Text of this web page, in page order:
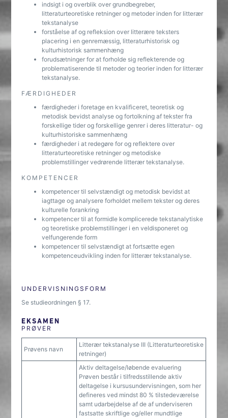
indsigt i og overblik over grundbegreber,
litteraturteoretiske retninger og metoder inden for litterær
tekstanalyse
forståelse af og refleksion over litterære teksters
placering i en genremæssig, litteraturhistorisk og
kulturhistorisk sammenhæng
forudsætninger for at forholde sig reflekterende og
problematiserende til metoder og teorier inden for litterær
tekstanalyse.
FÆRDIGHEDER
færdigheder i foretage en kvalificeret, teoretisk og
metodisk bevidst analyse og fortolkning af tekster fra
forskellige tider og forskellige genrer i deres litteratur- og
kulturhistoriske sammenhæng
færdigheder i at redegøre for og reflektere over
litteraturteoretiske retninger og metodiske
problemstillinger vedrørende litterær tekstanalyse.
KOMPETENCER
kompetencer til selvstændigt og metodisk bevidst at
iagttage og analysere forholdet mellem tekster og deres
kulturelle forankring
kompetencer til at formidle komplicerede tekstanalytiske
og teoretiske problemstillinger i en veldisponeret og
velfungerende form
kompetencer til selvstændigt at fortsætte egen
kompetenceudvikling inden for litterær tekstanalyse.
UNDERVISNINGSFORM
Se studieordningen § 17.
EKSAMEN
PRØVER
Prøvens navn
Litterær tekstanalyse III (Litteraturteoretiske
retninger)
Aktiv deltagelse/løbende evaluering
Prøven består i tilfredsstillende aktiv
deltagelse i kursusundervisningen, som her
defineres ved mindst 80 % tilstedeværelse
samt udarbejdelse af de af underviseren
fastsatte skriftlige og/eller mundtlige